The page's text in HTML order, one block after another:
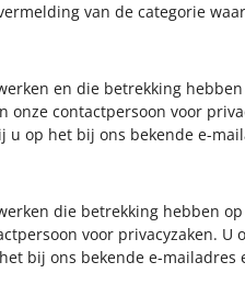
van de categorie
en die betrekking
onze contactpersoon voor
op het bij ons bekende e-
die betrekking hebben
voor privacyzaken.
bij ons bekende e-